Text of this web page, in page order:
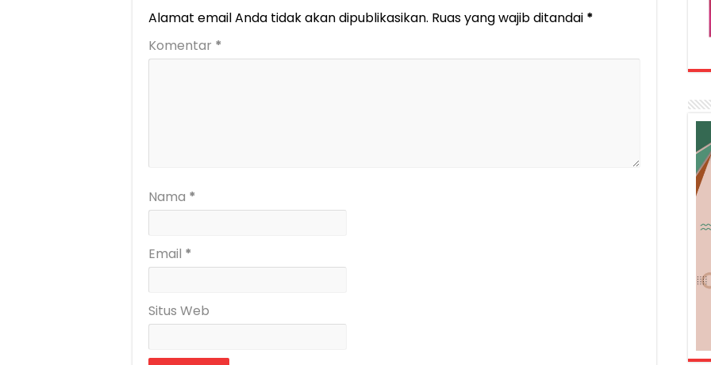
Alamat email Anda tidak akan dipublikasikan. Ruas yang wajib ditandai *
Komentar *
Nama *
Email *
Situs Web